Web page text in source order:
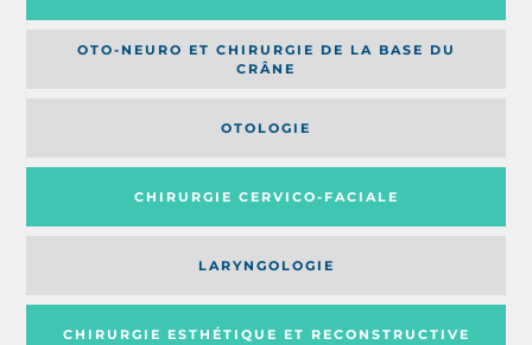
OTO-NEURO ET CHIRURGIE DE LA BASE DU
CRÂNE
OTOLOGIE
CHIRURGIE CERVICO-FACIALE
LARYNGOLOGIE
CHIRURGIE ESTHÉTIQUE ET RECONSTRUCTIVE